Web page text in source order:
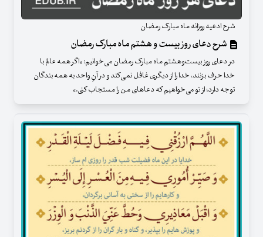
شرح ادعیه روزانه ماه مبارک رمضان
شرح دعای روز بیست‌ و هشتم ماه مبارک رمضان
در دعای روز بیست‌وهشتم ماه مبارک رمضان می‌خوانیم: «اگر همه عالم با
خدا حرف بزنند، خدا را از دیگری غافل نمی‌کند و در آنِ واحد به همه بندگان
توجه دارد؛ از تو می‌خواهیم که دعاهای من را مستجاب کنی.»